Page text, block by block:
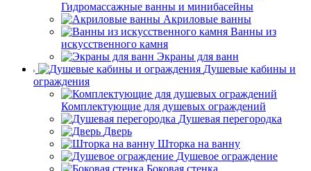
Гидромассажные ванны и минибасейны
Акриловые ванны
Ванны из
искусственного камня
Экраны для ванн
Душевые кабины и
ограждения
Комплектующие для душевых ограждений
Душевая перегородка
Дверь
Шторка на ванну
Душевое ограждение
Боковая стенка